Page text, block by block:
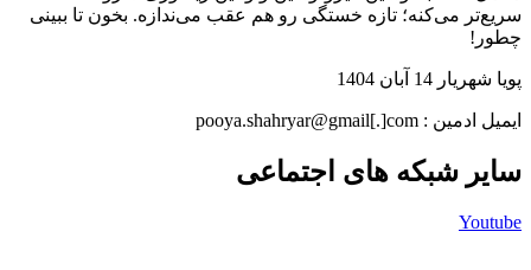
سریع‌تر می‌کنه؛ تازه خستگی رو هم عقب می‌ندازه. بخون تا ببینی
چطور!
پویا شهریار 14 آبان 1404
ایمیل ادمین : pooya.shahryar@gmail[.]com
سایر شبکه های اجتماعی
Youtube